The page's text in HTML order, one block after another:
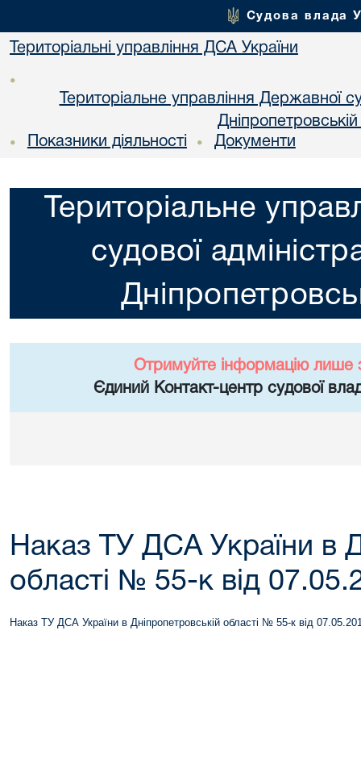
Судова влада
Територіальні управління ДСА України
•
Територіальне управління Державної
• Показники діяльності • Документи
Територіальне
судової
Отримуйте інформацію лише
Єдиний Контакт-центр судової
Наказ ТУ ДСА України в
області № 55-к від
Наказ ТУ ДСА України в Дніпропетровській області № 55-к від